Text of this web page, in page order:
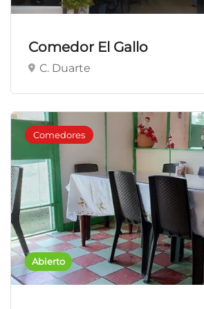
Comedor El Gallo
C. Duarte
Abierto
Comedores